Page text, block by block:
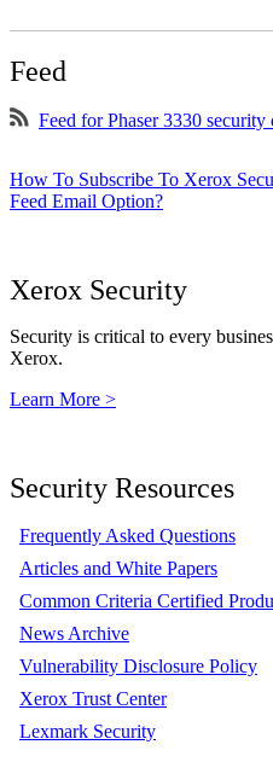
Feed
Feed for Phaser 3330 security
How To Subscribe To Xerox
Feed Email Option?
Xerox Security
Security is critical to every
Xerox.
Learn More >
Security Resources
Frequently Asked Questions
Articles and White Papers
Common Criteria Certified
News Archive
Vulnerability Disclosure Policy
Xerox Trust Center
Lexmark Security